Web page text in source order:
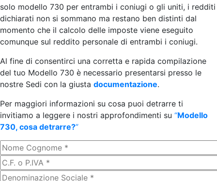
solo modello 730 per entrambi i coniugi o gli uniti, i redditi
dichiarati non si sommano ma restano ben distinti dal
momento che il calcolo delle imposte viene eseguito
comunque sul reddito personale di entrambi i coniugi.
Al fine di consentirci una corretta e rapida compilazione
del tuo Modello 730 è necessario presentarsi presso le
nostre Sedi con la giusta documentazione.
Per maggiori informazioni su cosa puoi detrarre ti
invitiamo a leggere i nostri approfondimenti su “Modello
730, cosa detrarre?”